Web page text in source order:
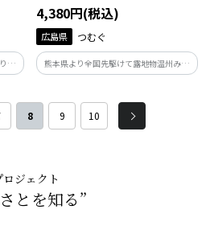
上
ろや
4,380円(税込)
広島県 つむぐ
熊本県より全国先駆けて露地物温州みか
んシーズン開始 皮の色は緑だけど、爽や
「一番出荷の温州みかん」です。
8 9 10
ジェクト
とを知る”